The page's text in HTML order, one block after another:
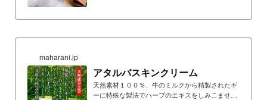
maharani.jp
アタルバスキンクリーム
天然素材１００％、牛のミルクから精製されたギ
ーに特殊な製法でハーブのエキスをしみこませた